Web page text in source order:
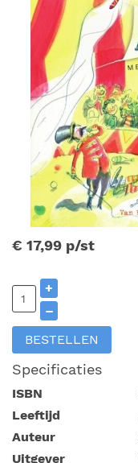
€ 17,99 p/st
+
–
BESTELLEN
Specificaties
ISBN
Leeftijd
Auteur
Uitgever